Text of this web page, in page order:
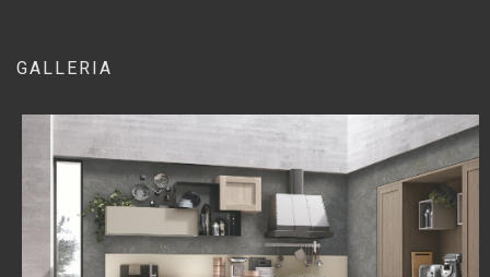
GALLERIA